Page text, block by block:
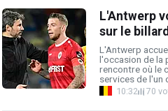
L'Antwerp
sur le billard
L'Antwerp
l'occasion de la
rencontre où le
services de l'un
10:32 70